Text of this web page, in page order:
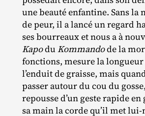
une beauté enfantine. Sans la
de peur, il a lancé un regard
ses bourreaux et nous a à
KapoduKommandode la
fonctions, mesure la longueur
l’enduit de graisse, mais
passer autour du cou du
repousse d’un geste rapide
sa main la corde qu’il met